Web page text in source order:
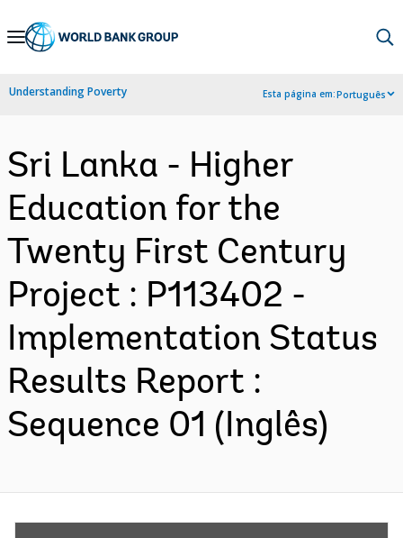
Skip
Navigation
Understanding Poverty Esta página em:Português
Sri Lanka - Higher
Education for the
Twenty First Century
Project : P113402 -
Implementation Status
Results Report :
Sequence 01 (Inglês)